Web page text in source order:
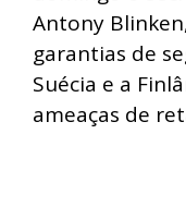
Antony
garantias de
Suécia e a
ameaças de